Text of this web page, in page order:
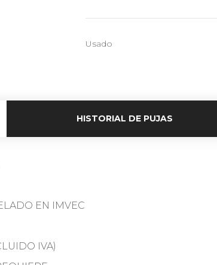
Usado
HISTORIAL DE PUJAS
EN IMVEC
IVA)